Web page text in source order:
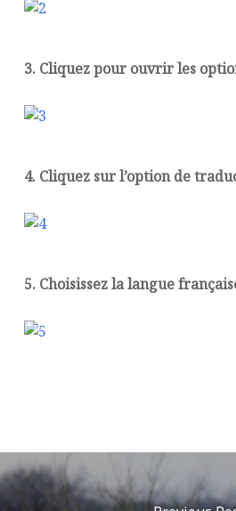
3. Cliquez pour ouvrir les
4. Cliquez sur l’option de
5. Choisissez la langue